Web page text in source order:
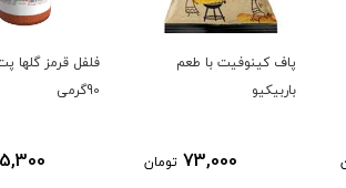
پاف کینوفیت با طعم
باربیکیو
73,000 تومان
فلفل قرمز گلها
90گرمی